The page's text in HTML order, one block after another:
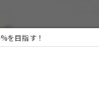
を目指す！